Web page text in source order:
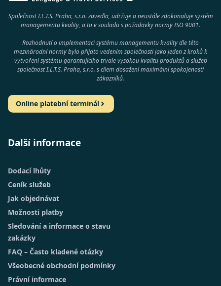
Společnost I.L.T.S. Praha, s.r.o. zavedla, udržuje a neustále zdokonaluje systém
managementu kvality, a to v souladu s požadavky normyISO 9001.
Rozhodnutí o implementaci systému managementu kvality dle této
mezinárodní normy bylo přijato vedením společnosti jako jeden z kroků k
vytvoření systému garantujícího trvale vysokou kvalitu produktů a služeb
společnostI.L.T.S. Praha, s.r.o. s cílem dosažení maximální spokojenosti
zákazníků.
Online platební terminál
Další informace
Dodací lhůty
Ceník služeb
Jak objednávat
Možnosti platby
Sledování a informace o stavu
zakázky
FAQ – Často kladené otázky
Všeobecné obchodní podmínky
Právní informace